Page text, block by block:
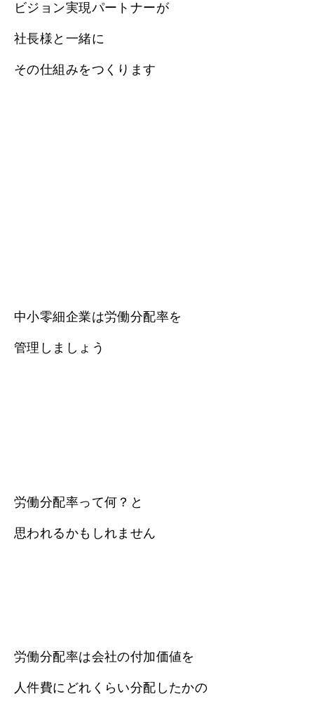
ビジョン実現パートナーが
社長様と一緒に
その仕組みをつくります
中小零細企業は労働分配率を
管理しましょう
労働分配率って何？と
思われるかもしれません
労働分配率は会社の付加価値を
人件費にどれくらい分配したかの